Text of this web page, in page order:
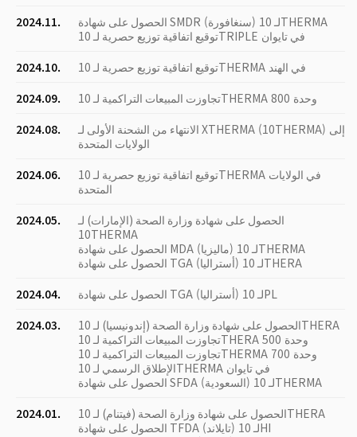
2024.11.
الحصول على شهادة SMDR (سنغافورة) لـ 10THERMA
توقيع اتفاقية توزيع حصرية لـ 10TRIPLE في تايوان
2024.10.
توقيع اتفاقية توزيع حصرية لـ 10THERMA في الهند
2024.09.
تجاوزت المبيعات التراكمية لـ 10THERMA 800 وحدة
2024.08.
الانتهاء من الشحنة الأولى لـ XTHERMA (10THERMA) إلى
الولايات المتحدة
2024.06.
توقيع اتفاقية توزيع حصرية لـ 10THERMA في الولايات
المتحدة
2024.05.
الحصول على شهادة وزارة الصحة (الإمارات) لـ
10THERMA
الحصول على شهادة MDA (ماليزيا) لـ 10THERMA
الحصول على شهادة TGA (أستراليا) لـ 10THERA
2024.04.
الحصول على شهادة TGA (أستراليا) لـ 10PL
2024.03.
الحصول على شهادة وزارة الصحة (إندونيسيا) لـ 10THERA
تجاوزت المبيعات التراكمية لـ 10THERA 500 وحدة
تجاوزت المبيعات التراكمية لـ 10THERMA 700 وحدة
الإطلاق الرسمي لـ 10THERMA في تايوان
الحصول على شهادة SFDA (السعودية) لـ 10THERMA
2024.01.
الحصول على شهادة وزارة الصحة (فيتنام) لـ 10THERA
الحصول على شهادة TFDA (تايلاند) لـ 10HI